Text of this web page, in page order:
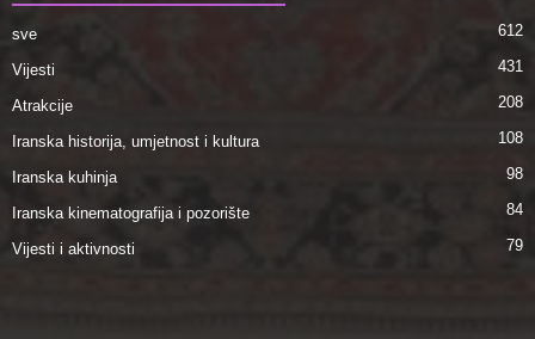
sve 612
Vijesti 431
Atrakcije 208
Iranska historija, umjetnost i kultura 108
Iranska kuhinja 98
Iranska kinematografija i pozorište 84
Vijesti i aktivnosti 79